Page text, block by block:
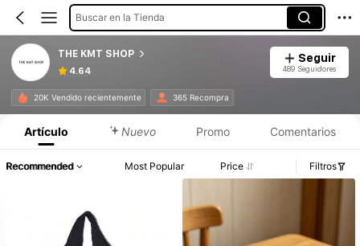
Buscar en la Tienda
THE KMT SHOP
4.64
Seguir
489 Seguidores
20K Vendido recientemente 365 Recompra
Artículo Nuevo Promo Comentarios
Recommended Most Popular Price Filtros